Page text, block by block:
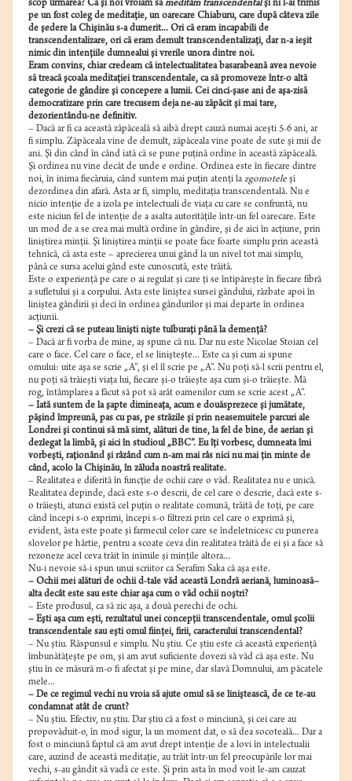
scop urmărea? Că şi noi vroiam sămedităm transcendentalşi ni l-ai trimis
pe un fost coleg de meditaţie, un oarecare Chiaburu, care după câteva zile
de şedere la Chişinău s-a dumerit... Ori că eram incapabili de
transcendentalizare, ori că eram demult transcendentalizaţi, dar n-a ieşit
nimic din intenţiile dumnealui şi vrerile unora dintre noi.
Eram convins, chiar credeam că intelectualitatea basarabeană avea nevoie
să treacă şcoala meditaţiei transcendentale, ca să promoveze într-o altă
categorie de gândire şi concepere a lumii. Cei cinci-şase ani de aşa-zisă
democratizare prin care trecusem deja ne-au zăpăcit şi mai tare,
dezorientându-ne definitiv.
– Dacă ar fi ca această zăpăceală să aibă drept cauză numai aceşti 5-6 ani, ar
fi simplu. Zăpăceala vine de demult, zăpăceala vine poate de sute şi mii de
ani. Şi din când în când iată că se pune puţină ordine în această zăpăceală.
Şi ordinea nu vine decât de unde e ordine. Ordinea este în fiecare dintre
noi, în inima fiecăruia, când suntem mai puţin atenţi la zgomotele şi
dezordinea din afară. Asta ar fi, simplu, meditaţia transcendentală. Nu e
nicio intenţie de a izola pe intelectuali de viaţa cu care se confruntă, nu
este niciun fel de intenţie de a asalta autorităţile într-un fel oarecare. Este
un mod de a se crea mai multă ordine în gândire, şi de aici în acţiune, prin
liniştirea minţii. Şi liniştirea minţii se poate face foarte simplu prin această
tehnică, că asta este – aprecierea unui gând la un nivel tot mai simplu,
până ce sursa acelui gând este cunoscută, este trăită.
Este o experienţă pe care o ai regulat şi care ţi se întipăreşte în fiecare fibră
a sufletului şi a corpului. Asta este liniştea sursei gândului, răzbate apoi în
liniştea gândirii şi deci în ordinea gândurilor şi mai departe în ordinea
acţiunii.
– Şi crezi că se puteau linişti nişte tulburaţi până la demenţă?
– Dacă ar fi vorba de mine, aş spune că nu. Dar nu este Nicolae Stoian cel
care o face. Cel care o face, el se linişteşte... Este ca şi cum ai spune
omului: uite aşa se scrie „A”, şi el îl scrie pe „A”. Nu poţi să-l scrii pentru el,
nu poţi să trăieşti viaţa lui, fiecare şi-o trăieşte aşa cum şi-o trăieşte. Mă
rog, întâmplarea a făcut să pot să arăt oamenilor cum se scrie acest „A”.
– Iată suntem de la şapte dimineaţa, acum e douăsprezece şi jumătate,
păşind împreună, pas cu pas, pe străzile şi prin neasemuitele parcuri ale
Londrei şi continui să mă simt, alături de tine, la fel de bine, de aerian şi
dezlegat la limbă, şi aici în studioul „BBC”. Eu îţi vorbesc, dumneata îmi
vorbeşti, raţionând şi râzând cum n-am mai râs nici nu mai ţin minte de
când, acolo la Chişinău, în zăluda noastră realitate.
– Realitatea e diferită în funcţie de ochii care o văd. Realitatea nu e unică.
Realitatea depinde, dacă este s-o descrii, de cel care o descrie, dacă este s-
o trăieşti, atunci există cel puţin o realitate comună, trăită de toţi, pe care
când începi s-o exprimi, începi s-o filtrezi prin cel care o exprimă şi,
evident, ăsta este poate şi farmecul celor care se îndeletnicesc cu punerea
slovelor pe hârtie, pentru a scoate ceva din realitatea trăită de ei şi a face să
rezoneze acel ceva trăit în inimile şi minţile altora...
Nu-i nevoie să-i spun unui scriitor ca Serafim Saka că aşa este.
– Ochii mei alături de ochii d-tale văd această Londră aeriană, luminoasă–
alta decât este sau este chiar aşa cum o văd ochii noştri?
– Este produsul, ca să zic aşa, a două perechi de ochi.
– Eşti aşa cum eşti, rezultatul unei concepţii transcendentale, omul şcolii
transcendentale sau eşti omul fiinţei, firii, caracterului transcendental?
– Nu ştiu. Răspunsul e simplu. Nu ştiu. Ce ştiu este că această experienţă
îmbunătăţeşte pe om, şi am avut suficiente dovezi să văd că aşa este. Nu
ştiu în ce măsură m-o fi afectat şi pe mine, dar slavă Domnului, am păcatele
mele...
– De ce regimul vechi nu vroia să ajute omul să se liniştească, de ce te-au
condamnat atât de crunt?
– Nu ştiu. Efectiv, nu ştiu. Dar ştiu că a fost o minciună, şi cei care au
propovăduit-o, în mod sigur, la un moment dat, o să dea socoteală... Dar a
fost o minciună faptul că am avut drept intenţie de a lovi în intelectualii
care, auzind de această meditaţie, au trăit într-un fel preocupările lor mai
vechi, s-au gândit să vadă ce este. Şi prin asta în mod voit le-am cauzat